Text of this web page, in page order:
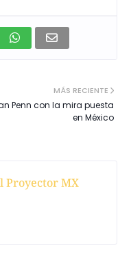
MÁS RECIENTE
Penn con la mira puesta
en México
Proyector MX